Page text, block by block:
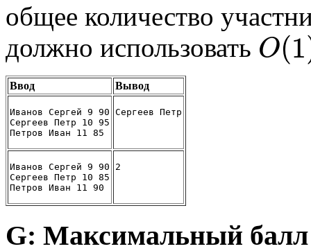
общее количество
должно использовать O(1
Ввод Вывод
Иванов Сергей 9 90
Сергеев Петр 10 95
Петров Иван 11 85
Сергеев Петр
Иванов Сергей 9 90
Сергеев Петр 10 85
Петров Иван 11 90
2
G: Максимальный балл